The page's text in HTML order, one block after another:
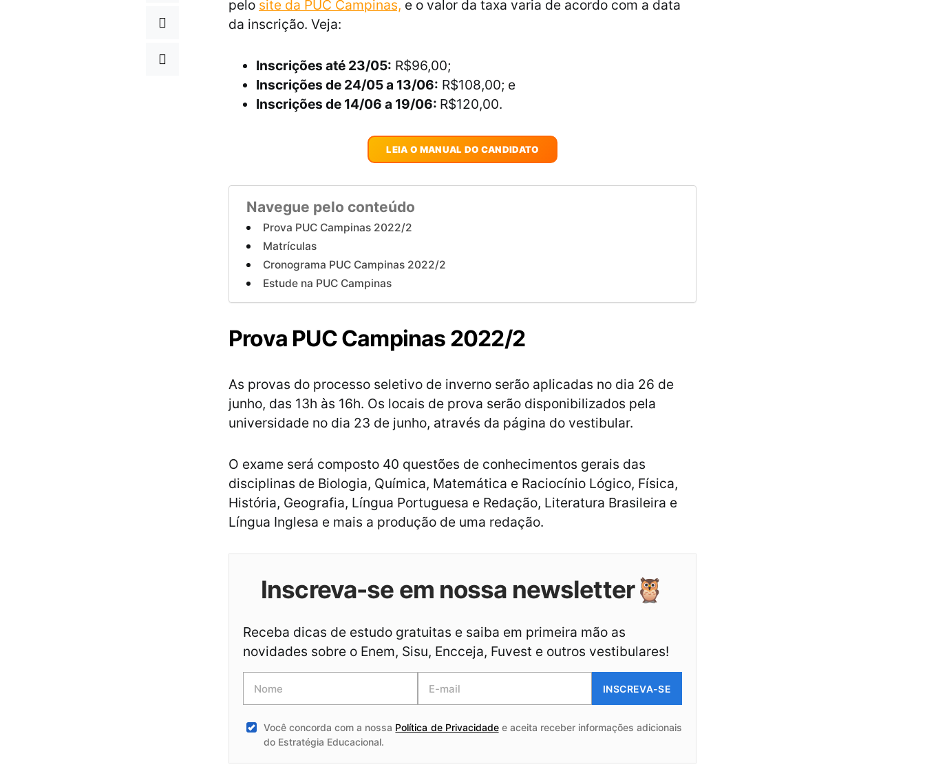
pelo site da PUC Campinas, e o valor da taxa varia de acordo com a data
da inscrição. Veja:
Inscrições até 23/05: R$96,00;
Inscrições de 24/05 a 13/06: R$108,00; e
Inscrições de 14/06 a 19/06: R$120,00.
LEIA O MANUAL DO CANDIDATO
Navegue pelo conteúdo
Prova PUC Campinas 2022/2
Matrículas
Cronograma PUC Campinas 2022/2
Estude na PUC Campinas
Prova PUC Campinas 2022/2
As provas do processo seletivo de inverno serão aplicadas no dia 26 de
junho, das 13h às 16h. Os locais de prova serão disponibilizados pela
universidade no dia 23 de junho, através da página do vestibular.
O exame será composto 40 questões de conhecimentos gerais das
disciplinas de Biologia, Química, Matemática e Raciocínio Lógico, Física,
História, Geografia, Língua Portuguesa e Redação, Literatura Brasileira e
Língua Inglesa e mais a produção de uma redação.
Inscreva-se em nossa newsletter🦉
Receba dicas de estudo gratuitas e saiba em primeira mão as
novidades sobre o Enem, Sisu, Encceja, Fuvest e outros vestibulares!
INSCREVA-SE
Você concorda com a nossa Política de Privacidadee aceita receber informações adicionais
do Estratégia Educacional.